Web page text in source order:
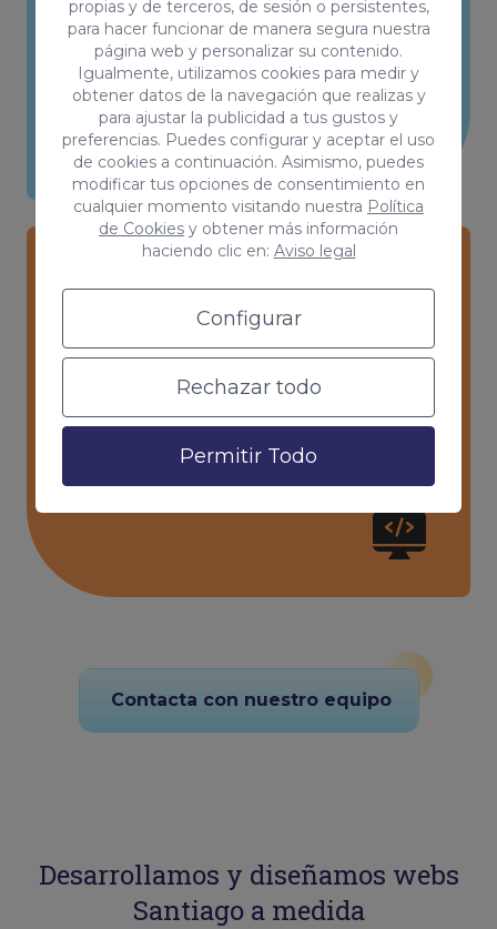
propias y de terceros, de sesión o persistentes,
para hacer funcionar de manera segura nuestra
página web y personalizar su contenido.
Igualmente, utilizamos cookies para medir y
obtener datos de la navegación que realizas y
para ajustar la publicidad a tus gustos y
preferencias. Puedes configurar y aceptar el uso
de cookies a continuación. Asimismo, puedes
modificar tus opciones de consentimiento en
cualquier momento visitando nuestra Política
de Cookies y obtener más información
haciendo clic en: Aviso legal
Configurar
Rechazar todo
Permitir Todo
cualquier momento y dispositivo gracias
a nuestra tecnología en la nube.
Desarrollo de páginas web
personalizadas
Tendrás una web única en el mercado y
mejores herramientas internas.
Contacta con nuestro equipo
Desarrollamos y diseñamos webs
Santiago a medida